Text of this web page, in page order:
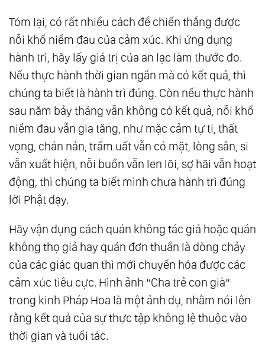
Tóm lại, có rất nhiều cách để chiến thắng được
nỗi khổ niềm đau của cảm xúc. Khi ứng dụng
hành trì, hãy lấy giá trị của an lạc làm thước đo.
Nếu thực hành thời gian ngắn mà có kết quả, thì
chúng ta biết là hành trì đúng. Còn nếu thực hành
sau năm bảy tháng vẫn không có kết quả, nỗi khổ
niềm đau vẫn gia tăng, như mặc cảm tự ti, thất
vọng, chán nản, trầm uất vẫn có mặt, lòng sân, si
vẫn xuất hiện, nỗi buồn vẫn len lõi, sợ hãi vẫn hoạt
động, thì chúng ta biết mình chưa hành trì đúng
lời Phật dạy.
Hãy vận dụng cách quán không tác giả hoặc quán
không thọ giả hay quán đơn thuần là dòng chảy
của các giác quan thì mới chuyển hóa được các
cảm xúc tiêu cực. Hình ảnh “Cha trẻ con già”
trong kinh Pháp Hoa là một ảnh dụ, nhằm nói lên
rằng kết quả của sự thực tập không lệ thuộc vào
thời gian và tuổi tác.